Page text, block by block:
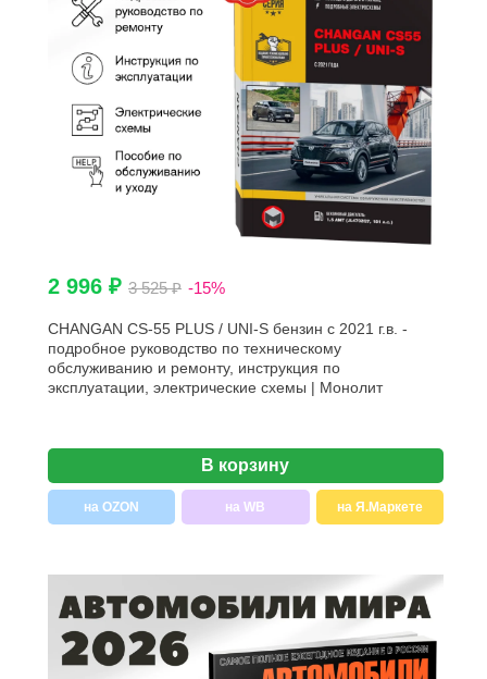
2 996 ₽ 3 525 ₽ -15%
CHANGAN CS-55 PLUS / UNI-S бензин с 2021 г.в. -
подробное руководство по техническому
обслуживанию и ремонту, инструкция по
эксплуатации, электрические схемы | Монолит
В корзину
на OZON на WB на Я.Маркете